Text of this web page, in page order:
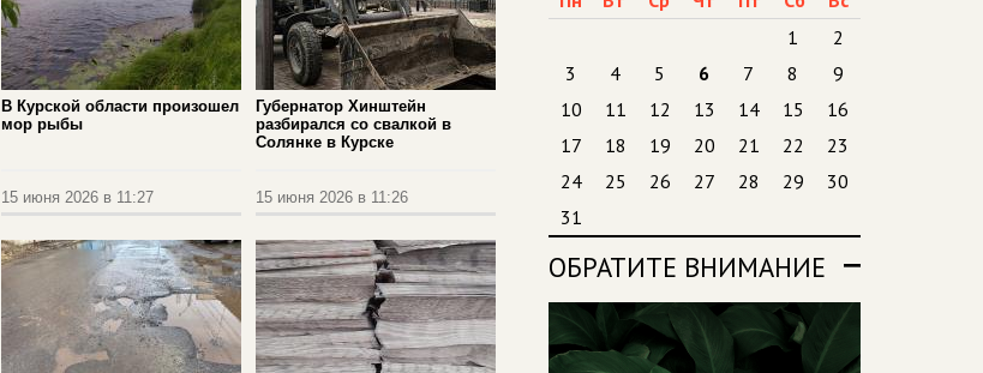
В Курской области произошел
мор рыбы
15 июня 2026 в 11:27
Губернатор Хинштейн
разбирался со свалкой в
Солянке в Курске
15 июня 2026 в 11:26
1
2
3
4 5 6 7 8
9
10
11 12 13 14 15
16
17
18 19 20 21 22
23
24
25 26 27 28 29
30
31
ОБРАТИТЕ ВНИМАНИЕ